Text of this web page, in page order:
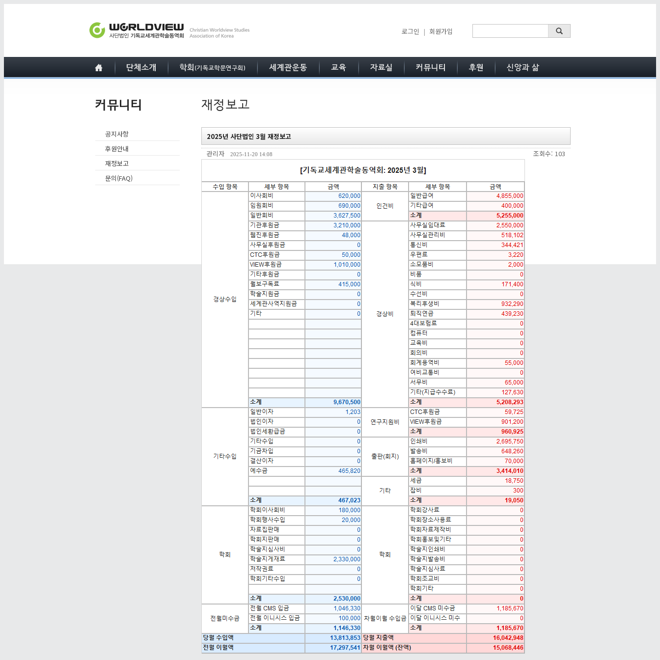
로그인 | 회원가입
공지사항
후원안내
재정보고
문의(FAQ)
2025년 사단법인 3월 재정보고
관리자
2025-11-20 14:08 조회수: 103